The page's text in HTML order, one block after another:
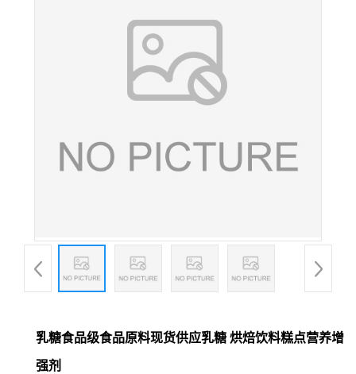
乳糖食品级食品原料现货供应乳糖 烘焙饮料糕点营养增
强剂